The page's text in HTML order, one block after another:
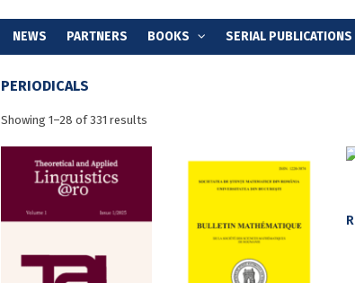
NEWS PARTNERS BOOKS SERIAL PUBLICATIONS
PERIODICALS
Showing 1–28 of 331 resultsSorted